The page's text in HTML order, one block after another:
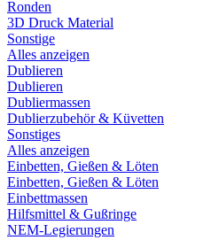
Ronden
3D Druck Material
Sonstige
Alles anzeigen
Dublieren
Dublieren
Dubliermassen
Dublierzubehör & Küvetten
Sonstiges
Alles anzeigen
Einbetten, Gießen & Löten
Einbetten, Gießen & Löten
Einbettmassen
Hilfsmittel & Gußringe
NEM-Legierungen